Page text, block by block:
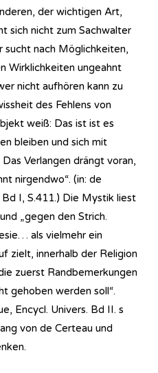
der wichtigen Art,
sich nicht zum Sachwalter
sucht nach Möglichkeiten,
Wirklichkeiten ungeahnt
nicht aufhören kann zu
des Fehlens von
weiß: Das ist ist es
bleiben und sich mit
Verlangen drängt voran,
nirgendwo“. (in: de
I, S.411.) Die Mystik liest
„gegen den Strich.
als vielmehr ein
zielt, innerhalb der Religion
zuerst Randbemerkungen
gehoben werden soll“.
Encycl. Univers. Bd II. s
von de Certeau und